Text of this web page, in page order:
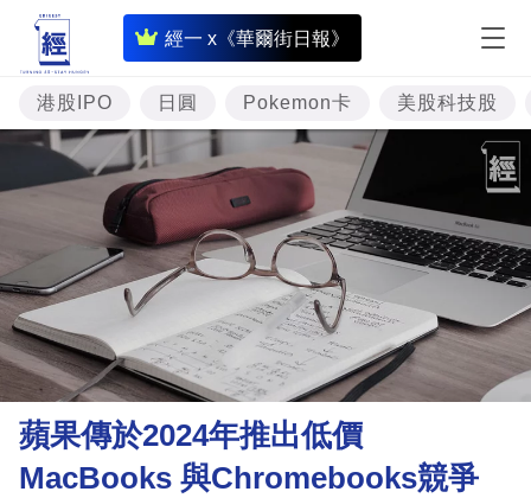
經一 x《華爾街日報》
即
時
財
經
專
題
投
資
市
理
財
商
港股IPO 日圓 Pokemon卡 美股科技股
蘋果傳於2024年推出低價
MacBooks 與Chromebooks競爭